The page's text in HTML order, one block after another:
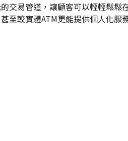
交易管道，讓顧客可以輕輕鬆鬆
至較實體ATM更能提供個人化服